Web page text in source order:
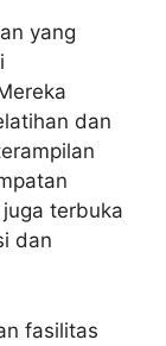
yang
dan
terbuka
dan
fasilitas